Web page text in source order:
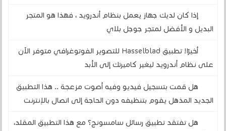
إذا كان لديك جهاز يعمل بنظام أندرويد ، فهذا هو المتجر
البديل و الأفضل لمتجر جوجل بلاي
أخيرًا! تطبيق Hasselblad للتصوير الفوتوغرافي متوفر الآن
على نظام أندرويد ليغير كاميرتك إلى الأبد
هل قمت بتسجيل فيديو وفيه أصوت مزعجة .. هذا التطبيق
الجديد المذهل يقوم بتنظيفه دون الحاجة إلى اتصال بالإنترنت
هل تفتقد تطبيق رسائل سامسونج؟ مع هذا التطبيق المقلد،